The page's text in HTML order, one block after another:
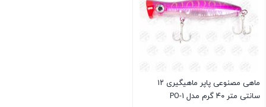
ماهی مصنوعی پاپر ماهیگیری ۱۲
سانتی متر ۴۰ گرم مدل PO-1